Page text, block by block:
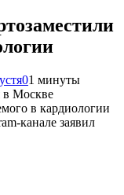
01 минуты
в Москве
в кардиологии
канале заявил